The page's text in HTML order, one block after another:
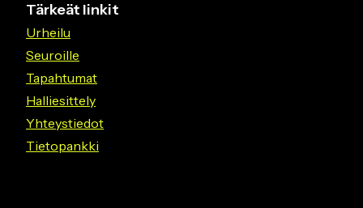
Tärkeät linkit
Urheilu
Seuroille
Tapahtumat
Halliesittely
Yhteystiedot
Tietopankki